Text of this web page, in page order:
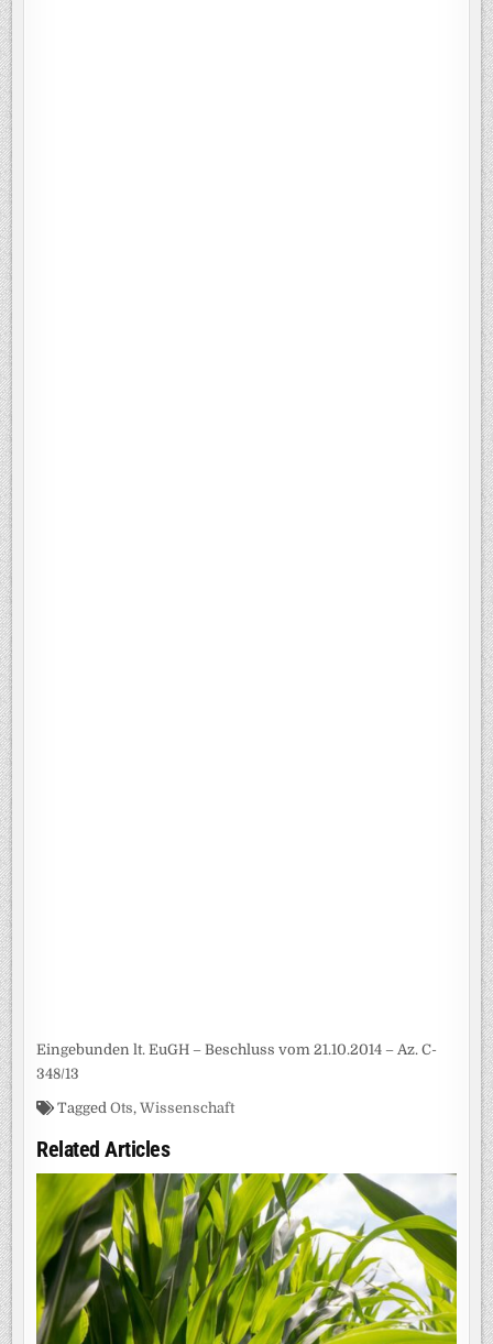
Eingebunden lt. EuGH – Beschluss vom 21.10.2014 – Az. C-
348/13
TaggedOts,Wissenschaft
Related Articles